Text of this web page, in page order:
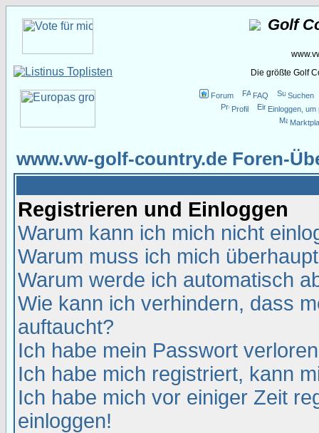
Golf
Die größte Golf
Forum FAQ
Suchen
Profil
Einloggen,
www.vw-golf-country.de Foren-
Registrieren und Einloggen
Warum kann ich mich nicht
Warum muss ich mich
Warum werde ich automatisch
Wie kann ich verhindern, dass
auftaucht?
Ich habe mein Passwort
Ich habe mich registriert, kann
Ich habe mich vor einiger Zeit
einloggen!